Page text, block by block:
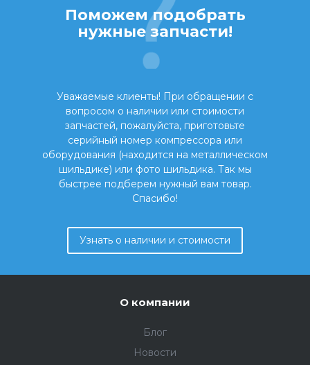
Поможем подобрать
нужные запчасти!
Уважаемые клиенты! При обращении с
вопросом о наличии или стоимости
запчастей, пожалуйста, приготовьте
серийный номер компрессора или
оборудования (находится на металлическом
шильдике) или фото шильдика. Так мы
быстрее подберем нужный вам товар.
Спасибо!
Узнать о наличии и стоимости
О компании
Блог
Новости